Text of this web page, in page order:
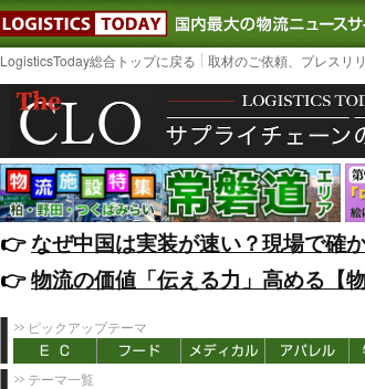
LOGISTICS TODAY｜
LogisticsToday総合トップに戻る 取材のご依頼、プレスリ
👉️なぜ中国は実装が速い？現場で確
👉️物流の価値「伝える力」高める【
ピックアップテーマ
テーマ一覧